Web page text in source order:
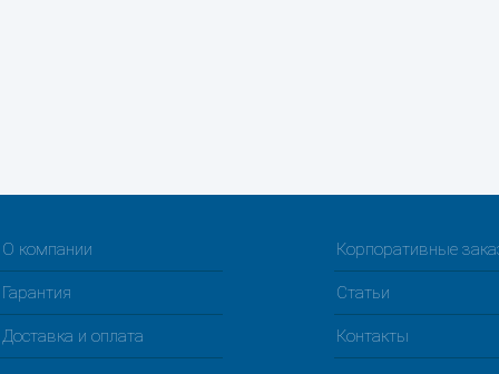
О компании Корпоративные
Гарантия Статьи
Доставка и оплата Контакты